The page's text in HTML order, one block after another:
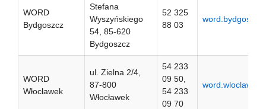
WORD
Bydgoszcz
Stefana
Wyszyńskiego
54, 85-620
Bydgoszcz
52 325
88 03
WORD
Włocławek
ul. Zielna 2/4,
87-800
Włocławek
54 233
09 50,
54 233
09 70